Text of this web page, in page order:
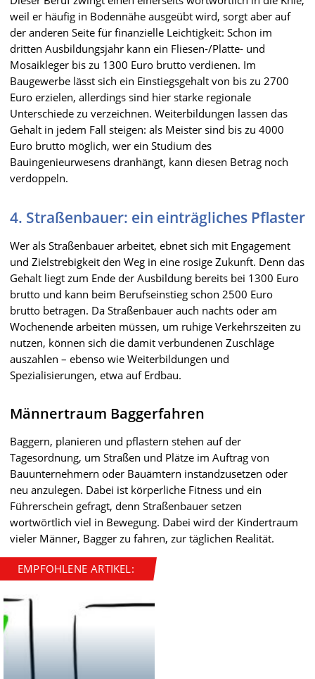
weil er häufig in Bodennähe ausgeübt wird, sorgt aber auf
der anderen Seite für finanzielle Leichtigkeit: Schon im
dritten Ausbildungsjahr kann ein Fliesen-/Platte- und
Mosaikleger bis zu 1300 Euro brutto verdienen. Im
Baugewerbe lässt sich ein Einstiegsgehalt von bis zu 2700
Euro erzielen, allerdings sind hier starke regionale
Unterschiede zu verzeichnen. Weiterbildungen lassen das
Gehalt in jedem Fall steigen: als Meister sind bis zu 4000
Euro brutto möglich, wer ein Studium des
Bauingenieurwesens dranhängt, kann diesen Betrag noch
verdoppeln.
4. Straßenbauer: ein einträgliches Pflaster
Wer als Straßenbauer arbeitet, ebnet sich mit Engagement
und Zielstrebigkeit den Weg in eine rosige Zukunft. Denn das
Gehalt liegt zum Ende der Ausbildung bereits bei 1300 Euro
brutto und kann beim Berufseinstieg schon 2500 Euro
brutto betragen. Da Straßenbauer auch nachts oder am
Wochenende arbeiten müssen, um ruhige Verkehrszeiten zu
nutzen, können sich die damit verbundenen Zuschläge
auszahlen – ebenso wie Weiterbildungen und
Spezialisierungen, etwa auf Erdbau.
Männertraum Baggerfahren
Baggern, planieren und pflastern stehen auf der
Tagesordnung, um Straßen und Plätze im Auftrag von
Bauunternehmern oder Bauämtern instandzusetzen oder
neu anzulegen. Dabei ist körperliche Fitness und ein
Führerschein gefragt, denn Straßenbauer setzen
wortwörtlich viel in Bewegung. Dabei wird der Kindertraum
vieler Männer, Bagger zu fahren, zur täglichen Realität.
EMPFOHLENE ARTIKEL: